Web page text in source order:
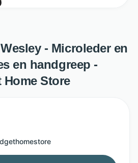
- Microleder en
en handgreep -
Home Store